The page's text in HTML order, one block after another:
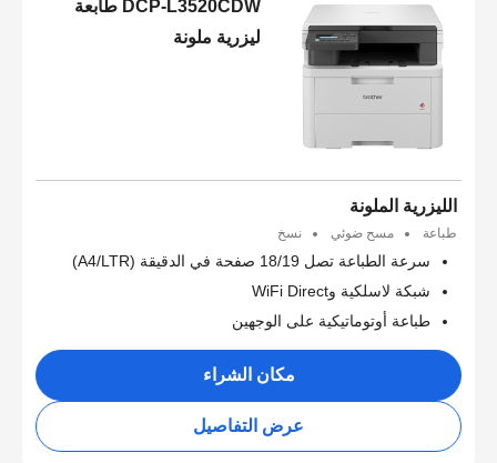
DCP-L3520CDW طابعة
ليزرية ملونة
الليزرية الملونة
طباعة مسح ضوئي نسخ
سرعة الطباعة تصل 18/19 صفحة في الدقيقة (A4/LTR)
شبكة لاسلكية وWiFi Direct
طباعة أوتوماتيكية على الوجهين
مكان الشراء
عرض التفاصيل